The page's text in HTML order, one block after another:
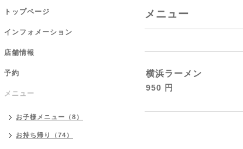
メニュー
横浜ラーメン
950 円
トップページ
インフォメーション
店舗情報
予約
メニュー
お子様メニュー（8）
お持ち帰り（74）